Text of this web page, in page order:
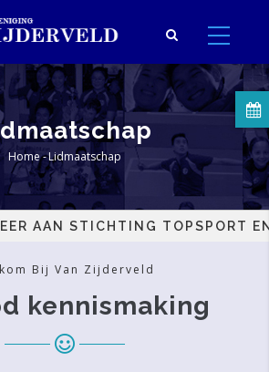
Kruimelpad
Home -Lidmaatschap
STICHTING TOPSPORT EN
Bij Van Zijderveld
kennismaking